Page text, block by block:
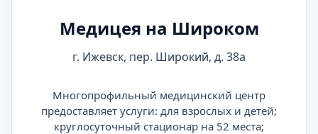
Медицея на Широком
г. Ижевск, пер. Широкий, д. 38а
Многопрофильный медицинский центр
предоставляет услуги: для взрослых и детей;
круглосуточный стационар на 52 места;